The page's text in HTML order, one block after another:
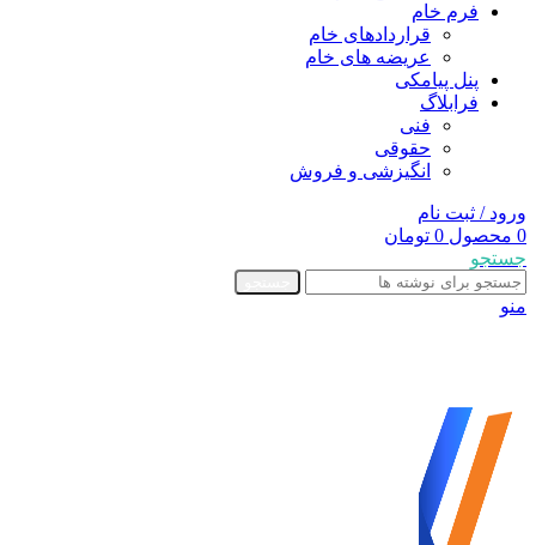
فرم خام
قراردادهای خام
عریضه های خام
پنل پیامکی
فرابلاگ
فنی
حقوقی
انگیزشی و فروش
ورود / ثبت نام
0 محصول 0 تومان
جستجو
منو